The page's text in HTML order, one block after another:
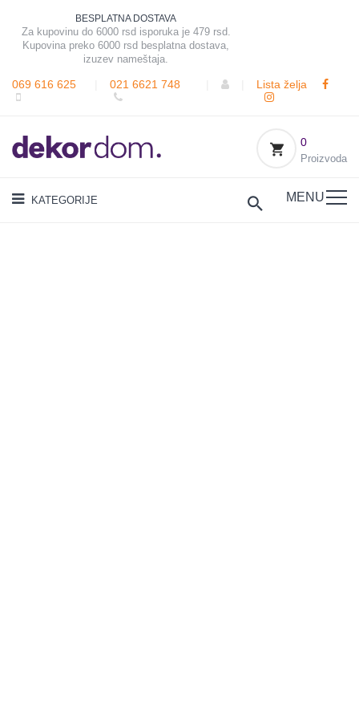
BESPLATNA DOSTAVA
Za kupovinu do 6000 rsd isporuka je 479 rsd.
Kupovina preko 6000 rsd besplatna dostava,
izuzev nameštaja.
069 616 625 021 6621 748 Lista želja
0
Proizvoda
KATEGORIJE MENU